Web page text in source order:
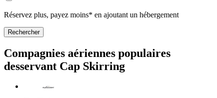
Réservez plus, payez moins* en ajoutant un hébergement
Rechercher
Compagnies aériennes populaires
desservant Cap Skirring